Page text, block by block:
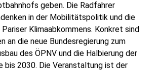
geben. Die Radfahrer
in der Mobilitätspolitik und die
Klimaabkommens. Konkret sind
an die neue Bundesregierung zum
des ÖPNV und die Halbierung der
bis 2030. Die Veranstaltung ist der